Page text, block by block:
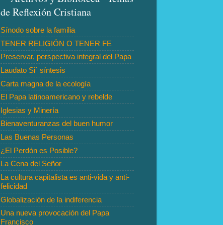
de Reflexión Cristiana
Sínodo sobre la familia
TENER RELIGIÓN O TENER FE
Preservar, perspectiva integral del Papa
Laudato Si´ síntesis
Carta magna de la ecología
El Papa latinoamericano y rebelde
Iglesias y Minería
Bienaventuranzas del buen humor
Las Buenas Personas
¿El Perdón es Posible?
La Cena del Señor
La cultura capitalista es anti-vida y anti-
felicidad
Globalización de la indiferencia
Una nueva provocación del Papa
Francisco